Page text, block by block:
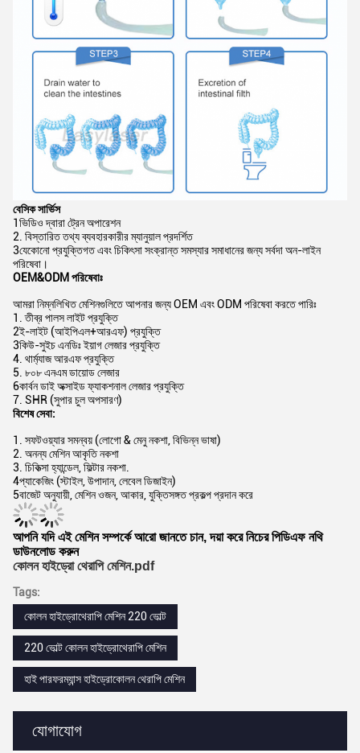
যোগাযোগ
বেসিক সার্ভিস
1ভিডিও দ্বারা ট্রেন অপারেশন
2. বিস্তারিত তথ্য ব্যবহারকারীর ম্যানুয়াল প্রদর্শিত
3যেকোনো প্রযুক্তিগত এবং চিকিৎসা সংক্রান্ত সমস্যার সমাধানের জন্য সর্বদা অন-লাইন
পরিষেবা।
OEM&ODM পরিষেবাঃ
আমরা নিম্নলিখিত মেশিনগুলিতে আপনার জন্য OEM এবং ODM পরিষেবা করতে পারিঃ
1. তীব্র পালস লাইট প্রযুক্তি
2ই-লাইট (আইপিএল+আরএফ) প্রযুক্তি
3কিউ-সুইচ এনডিঃ ইয়াগ লেজার প্রযুক্তি
4. থার্ম্যাজ আরএফ প্রযুক্তি
5. ৮০৮ এনএম ডায়োড লেজার
6কার্বন ডাই অক্সাইড ফ্যাকশনাল লেজার প্রযুক্তি
7. SHR (সুপার চুল অপসারণ)
বিশেষ সেবা:
1. সফটওয়্যার সমন্বয় (লোগো & মেনু নকশা, বিভিন্ন ভাষা)
2. অনন্য মেশিন আকৃতি নকশা
3. চিকিত্সা হ্যান্ডেল, ফিল্টার নকশা.
4প্যাকেজিং (স্টাইল, উপাদান, লেবেল ডিজাইন)
5বাজেট অনুযায়ী, মেশিন ওজন, আকার, যুক্তিসঙ্গত প্রকল্প প্রদান করে
আপনি যদি এই মেশিন সম্পর্কে আরো জানতে চান, দয়া করে নিচের পিডিএফ নথি
ডাউনলোড করুন
কোলন হাইড্রো থেরাপি মেশিন.pdf
Tags:
কোলন হাইড্রোথেরাপি মেশিন 220 ভোল্ট
220 ভোল্ট কোলন হাইড্রোথেরাপি মেশিন
হাই পারফরম্যান্স হাইড্রোকোলন থেরাপি মেশিন